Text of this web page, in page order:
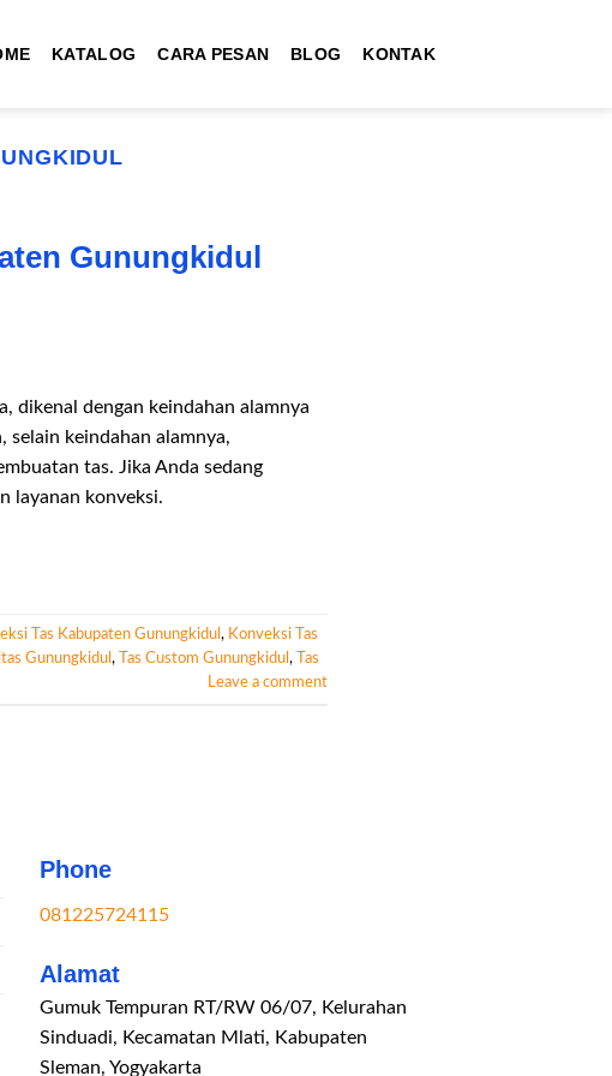
KATALOG CARA PESAN BLOG KONTAK
Gunungkidul
dikenal dengan keindahan alamnya
selain keindahan alamnya,
tas. Jika Anda sedang
layanan konveksi.
Tas Kabupaten Gunungkidul , Konveksi Tas
Gunungkidul , Tas Custom Gunungkidul ,
Tas
Leave a comment
Phone
081225724115
Alamat
Gumuk Tempuran RT/RW 06/07, Kelurahan
Sinduadi, Kecamatan Mlati, Kabupaten
Sleman, Yogyakarta